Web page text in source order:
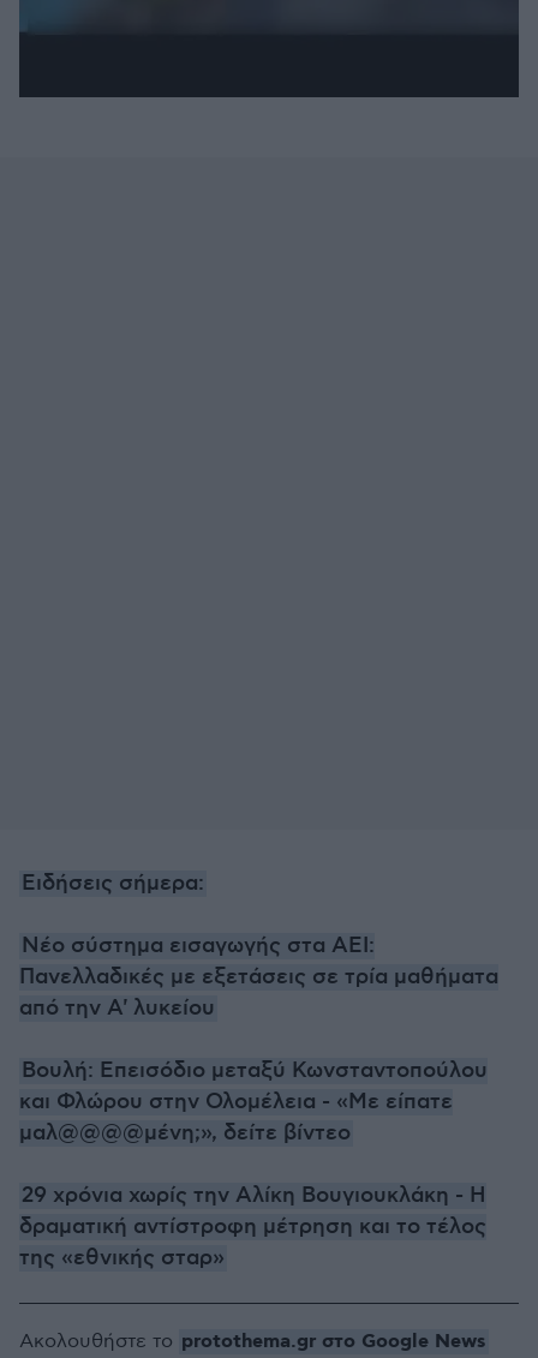
Ειδήσεις σήμερα:
Νέο σύστημα εισαγωγής στα ΑΕΙ:
Πανελλαδικές με εξετάσεις σε τρία μαθήματα
από την Α' λυκείου
Βουλή: Επεισόδιο μεταξύ Κωνσταντοπούλου
και Φλώρου στην Ολομέλεια - «Με είπατε
μαλ@@@@μένη;», δείτε βίντεο
29 χρόνια χωρίς την Αλίκη Βουγιουκλάκη - Η
δραματική αντίστροφη μέτρηση και το τέλος
της «εθνικής σταρ»
Ακολουθήστε το protothema.gr στο Google News